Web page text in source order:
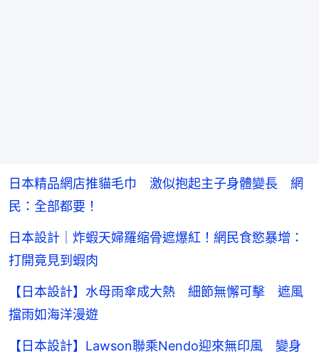
日本精品網店推貓毛巾 激似抱起主子身體變長 網
民：全部都要！
日本設計｜炸蝦天婦羅缩骨遮爆紅！網民食慾暴增：
打開竟見到蝦肉
【日本設計】水母雨傘成大熱 細節無懈可擊 遮風
擋雨如海洋漫遊
【日本設計】Lawson聯乘Nendo迎來無印風 變身